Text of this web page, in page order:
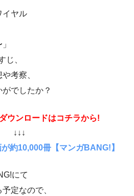
イヤル
じ、
考察、
でしたか？
ウンロードはコチラから!
↓↓↓
約10,000冊【マンガBANG!】
にて
定なので、